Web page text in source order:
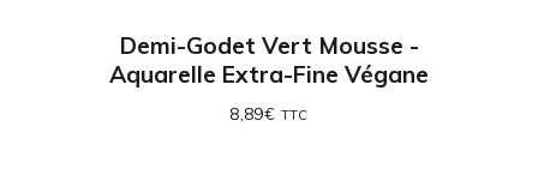
Demi-Godet Vert Mousse -
Aquarelle Extra-Fine Végane
8,89€ TTC